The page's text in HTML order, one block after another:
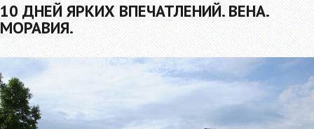
10 ДНЕЙ ЯРКИХ ВПЕЧАТЛЕНИЙ. ВЕНА.
МОРАВИЯ.